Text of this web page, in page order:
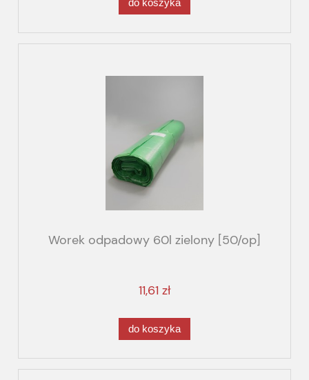
do koszyka
Worek odpadowy 60l zielony [50/op]
11,61 zł
do koszyka